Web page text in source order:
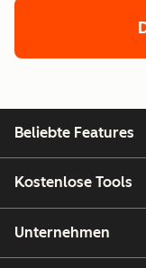
Beliebte Features
Kostenlose Tools
Unternehmen